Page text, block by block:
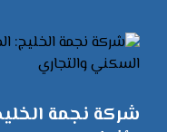
شركة نجمة